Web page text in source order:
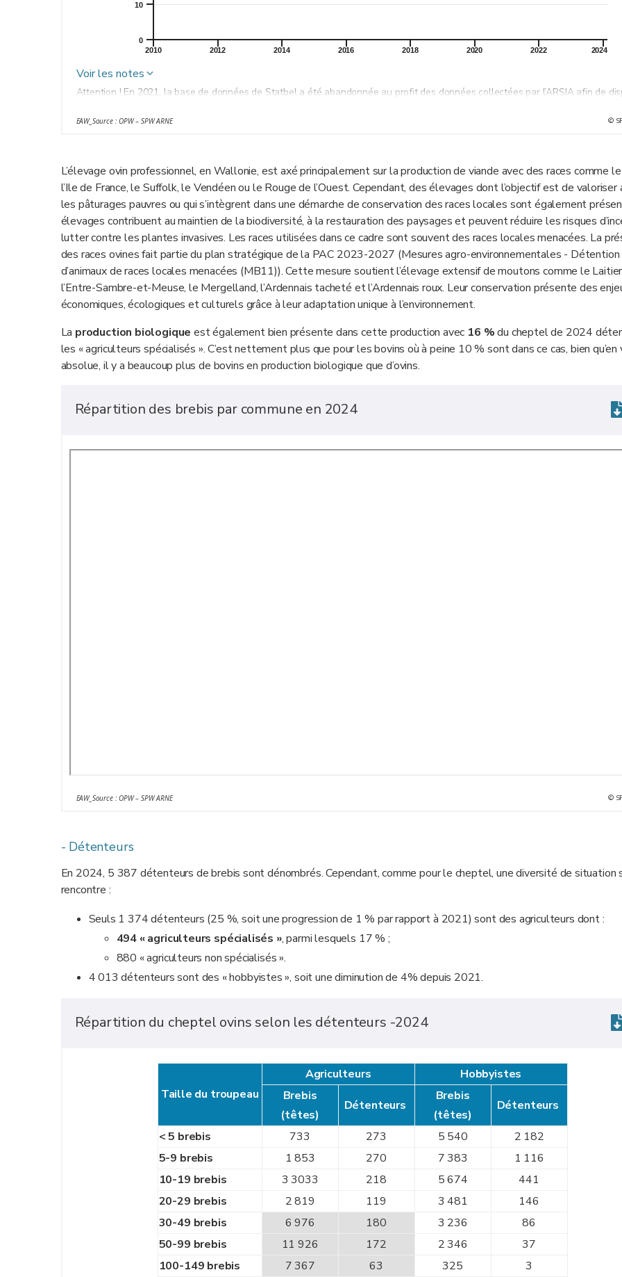
2010 2012 2014 2016 2018 2020 2022 2024
0
10
Voir les notes
Attention ! En 2021, la base de données de Statbel a été abandonnée au profit des données collectées par l’ARSIA afin de
Avant 1990, les productions ovines étaient répandues en Wallonie. Elles permettaient de valoriser des terres de moindre
diminution du cheptel ovin jusqu’à la programmation PAC 2014-2020 où un réel soutien au secteur a été mis en place.
L’année 2024 a été marqué par la fièvre catarrhale ovine qui a provoqué des mortalités, des problèmes de fécondité et de
chez les animaux touchés. L’impact de cette maladie sur le cheptel wallon se verra seulement dans les années ultérieures.
EAW_Source : OPW – SPW ARNE ©
L’élevage ovin professionnel, en Wallonie, est axé principalement sur la production de viande avec des races comme
l’Ile de France, le Suffolk, le Vendéen ou le Rouge de l’Ouest. Cependant, des élevages dont l’objectif est de valoriser
les pâturages pauvres ou qui s’intègrent dans une démarche de conservation des races locales sont également
élevages contribuent au maintien de la biodiversité, à la restauration des paysages et peuvent réduire les risques
lutter contre les plantes invasives. Les races utilisées dans ce cadre sont souvent des races locales menacées. La
des races ovines fait partie du plan stratégique de la PAC 2023-2027 (Mesures agro-environnementales - Détention
d’animaux de races locales menacées (MB11)). Cette mesure soutient l’élevage extensif de moutons comme le
l’Entre-Sambre-et-Meuse, le Mergelland, l’Ardennais tacheté et l’Ardennais roux. Leur conservation présente des
économiques, écologiques et culturels grâce à leur adaptation unique à l’environnement.
La production biologique est également bien présente dans cette production avec 16 %du cheptel de 2024
les « agriculteurs spécialisés ». C’est nettement plus que pour les bovins où à peine 10 % sont dans ce cas, bien qu’en
absolue, il y a beaucoup plus de bovins en production biologique que d’ovins.
Répartition des brebis par commune en 2024
EAW_Source : OPW – SPW ARNE ©
- Détenteurs
En 2024, 5 387 détenteurs de brebis sont dénombrés. Cependant, comme pour le cheptel, une diversité de situation
rencontre :
Seuls 1 374 détenteurs (25 %, soit une progression de 1 % par rapport à 2021) sont des agriculteurs dont :
494 « agriculteurs spécialisés », parmi lesquels 17 % ;
880 « agriculteurs non spécialisés ».
4 013 détenteurs sont des « hobbyistes », soit une diminution de 4% depuis 2021.
Répartition du cheptel ovins selon les détenteurs -2024
Taille du troupeau
Agriculteurs
Hobbyistes
Brebis
(têtes)
Détenteurs
Brebis
(têtes)
Détenteurs
< 5 brebis 733 273 5 540
2 182
5-9 brebis
1 853 270 7 383
1 116
10-19 brebis
3 3033 218 5 674
441
20-29 brebis
2 819 119 3 481
146
30-49 brebis
6 976 180 3 236
86
50-99 brebis
11 926 172 2 346
37
100-149 brebis
7 367 63 325 3